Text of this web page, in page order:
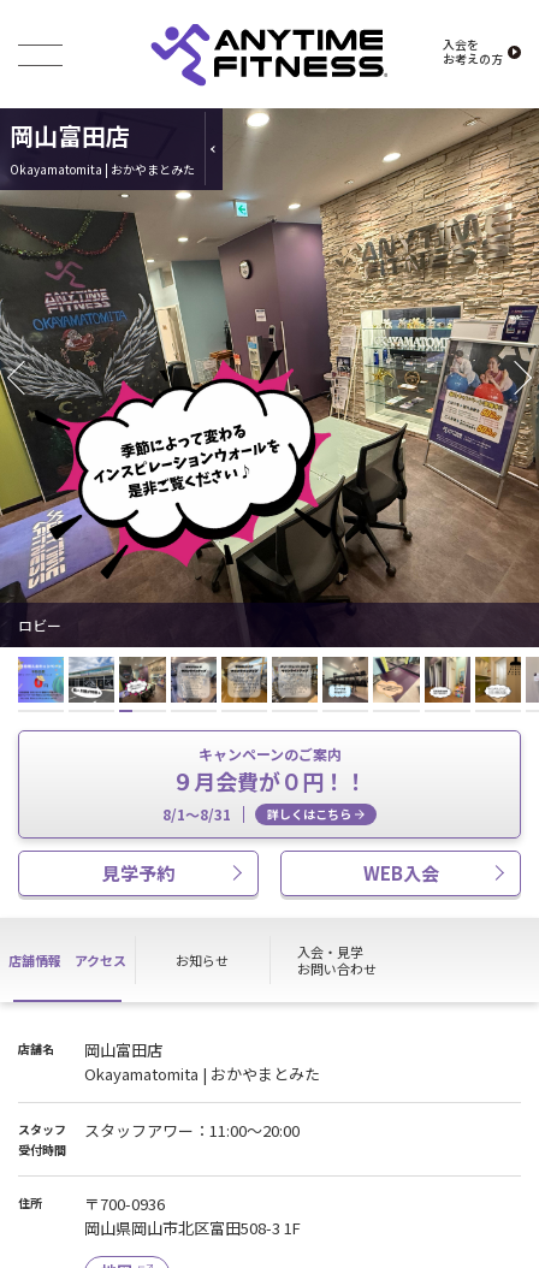
入会を
お考えの方
岡山富田店
Okayamatomita | おかやまとみた
ロビー
キャンペーンのご案内
９月会費が０円！！
8/1～8/31 詳しくはこちら
見学予約 WEB入会
店舗情報 アクセス お知らせ
入会・見学
お問い合わせ
店舗名
岡山富田店
Okayamatomita | おかやまとみた
スタッフ
受付時間
スタッフアワー：11:00〜20:00
住所
〒700-0936
岡山県岡山市北区富田508-3 1F